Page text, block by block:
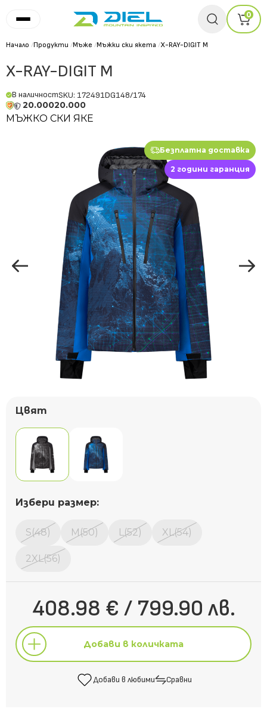
0
Начало /Продукти /Мъже /Мъжки ски якета /X-RAY-DIGIT M
X-RAY-DIGIT M
В наличностSKU: 172491DG148/174
20.00020.000
МЪЖКО СКИ ЯКЕ
Безплатна доставка
2 години гаранция
Цвят
Избери размер:
S(48) M(50) L(52) XL(54)
2XL(56)
408.98 € / 799.90 лв.
Добави в количката
Добави в любими Сравни